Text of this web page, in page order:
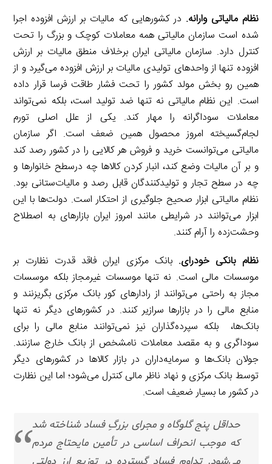
نظام مالیاتی وارانه. در کشورهایی که مالیات بر ارزش افزوده اجرا
شده است سازمان مالیاتی همه معاملات کوچک و بزرگ را تحت
کنترل دارد. سازمان مالیاتی ایران برخلاف منطق مالیات بر ارزش
افزوده تنها از واحدهای تولیدی مالیات بر ارزش افزوده می‌گیرد و از
همین رو بخش مولد کشور را تحت فشار طاقت فرسا قرار داده
است. این نظام مالیاتی نه تنها ضد تولید است، بلکه نمی‌تواند
معاملات سوداگرانه را مهار کند. یکی از علل اصلی تورم
لجام‌گسیخته امروز محصول همین ضعف است. اگر سازمان
مالیاتی می‌توانست خرید و فروش هر کالایی را در کشور رصد کند
و بر آن مالیات وضع کند، انبار کردن کالاها چه درسطح خانوارها و
چه در سطح تجار و تولیدکنندگان قابل رصد و مالیات‌ستانی بود.
نظام مالیاتی ابزار صحیح جلوگیری از احتکار است. دولت‌ها با این
ابزار می‌توانند در شرایطی مانند امروز ایران بازارهای به اصطلاح
وحشت‌زده را آرام کنند.
نظام بانکی خودرای. بانک مرکزی ایران فاقد قدرت نظارت بر
موسسات مالی است. نه تنها موسسات غیرمجاز بلکه موسسات
مجاز به راحتی می‌توانند از رادارهای کور بانک مرکزی بگریزنند و
منابع مالی را در بازارها سرازیر کنند. در کشورهای دیگر نه تنها
بانک‌ها، بلکه سپرده‌گذاران نیز نمی‌توانند منابع مالی را برای
سوداگری و به مقصد معاملات نامشخص از بانک خارج سازنند.
جولان بانک‌ها و سرمایه‌داران در بازار کالاها در کشورهای دیگر
توسط بانک مرکزی و نهاد ناظر مالی کنترل می‌شود؛ اما این نظارت
در کشور ما بسیار ضعیف است.
حداقل پنج گلوگاه و مجرای بزرگِ فساد شناخته شد
که موجب انحراف اساسی در تأمین مایحتاج مردم